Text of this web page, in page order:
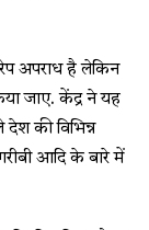
रेप अपराध है लेकिन
जाए. केंद्र ने यह
की विभिन्न
आदि के बारे में